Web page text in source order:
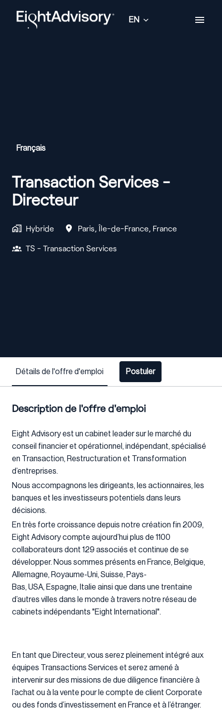
Homepage
EN
Français
Transaction Services -
Directeur
Hybride Paris, Île-de-France, France
TS - Transaction Services
Détails de l'offre d'emploi Postuler
Description de l'offre d'emploi
Eight Advisory est un cabinet leader sur le marché du
conseil financier et opérationnel, indépendant, spécialisé
en Transaction, Restructuration et Transformation
d’entreprises.
Nous accompagnons les dirigeants, les actionnaires, les
banques et les investisseurs potentiels dans leurs
décisions.
En très forte croissance depuis notre création fin 2009,
Eight Advisory compte aujourd’hui plus de 1100
collaborateurs dont 129 associés et continue de se
développer. Nous sommes présents en France, Belgique,
Allemagne, Royaume-Uni, Suisse, Pays-
Bas, USA, Espagne, Italie ainsi que dans une trentaine
d’autres villes dans le monde à travers notre réseau de
cabinets indépendants "Eight International".
En tant que Directeur, vous serez pleinement intégré aux
équipes Transactions Services et serez amené à
intervenir sur des missions de due diligence financière à
l’achat ou à la vente pour le compte de client Corporate
ou des fonds d’investissement en France et à l’étranger.